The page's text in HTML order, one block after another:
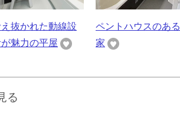
抜かれた動線設
魅力の平屋
ペントハウスのある
家
る